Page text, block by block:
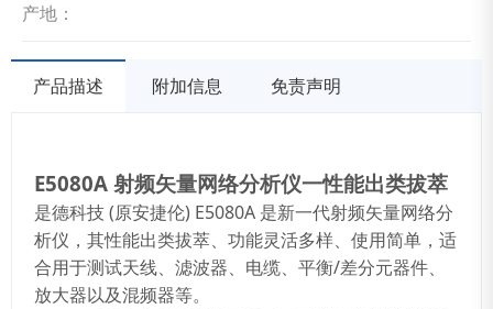
产地：
产品描述 附加信息 免责声明
E5080A 射频矢量网络分析仪一性能出类拔萃
是德科技 (原安捷伦) E5080A 是新一代射频矢量网络分
析仪，其性能出类拔萃、功能灵活多样、使用简单，适
合用于测试天线、滤波器、电缆、平衡/差分元器件、
放大器以及混频器等。